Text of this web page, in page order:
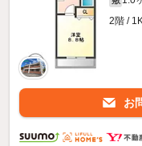
2階 /
お